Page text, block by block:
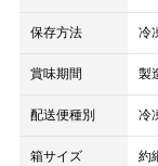
保存方法 冷
賞味期間 製
配送便種別 冷
箱サイズ 約